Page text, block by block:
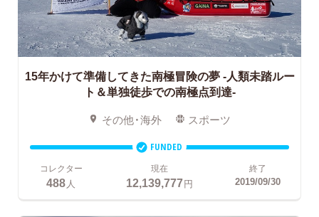
15年かけて準備してきた南極冒険の夢-人類未踏ルー
ト＆単独徒歩での南極点到達-
その他・海外 スポーツ
FUNDED
コレクター
488 人
現在
12,139,777円
終了
2019/09/30